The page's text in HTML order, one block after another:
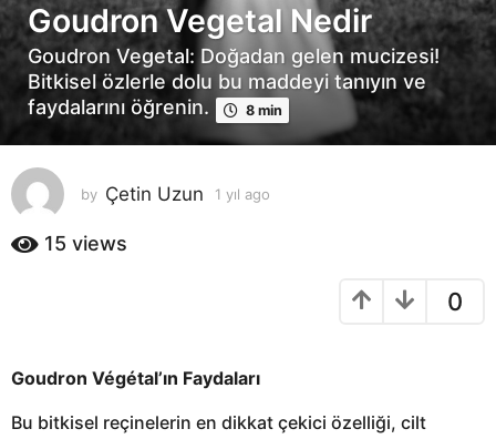
y
ı
l
a
g
o
1
y
l
Goudron Vegetal Nedir
Goudron Vegetal: Doğadan gelen mucizesi!
Bitkisel özlerle dolu bu maddeyi tanıyın ve
faydalarını öğrenin.
8 min
by Çetin Uzun 1 yıl ago
15 views
0
Goudron Végétal’ın Faydaları
Bu bitkisel reçinelerin en dikkat çekici özelliği, cilt